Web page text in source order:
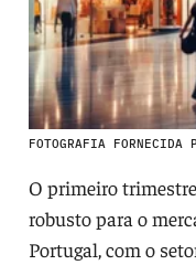
FOTOGRAFIA FORNECIDA
O primeiro
robusto para o
Portugal, com o